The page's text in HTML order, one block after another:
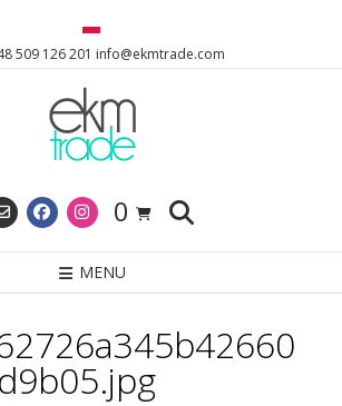
509 126 201 info@ekmtrade.com
0
MENU